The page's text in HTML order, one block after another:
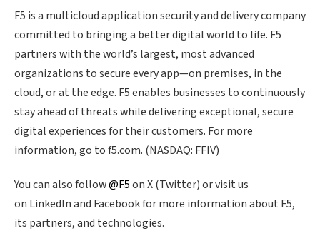
F5 is a multicloud application security and delivery company
committed to bringing a better digital world to life. F5
partners with the world’s largest, most advanced
organizations to secure every app—on premises, in the
cloud, or at the edge. F5 enables businesses to continuously
stay ahead of threats while delivering exceptional, secure
digital experiences for their customers. For more
information, go to f5.com. (NASDAQ: FFIV)
You can also follow@F5on X (Twitter) or visit us
on LinkedIn and Facebook for more information about F5,
its partners, and technologies.